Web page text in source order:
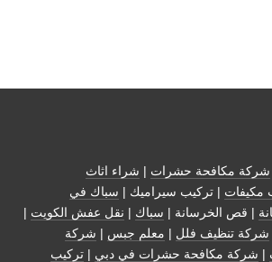
شركة مكافحة حشرات | شراء اثاث
مكيفات | تركيب سيراميك | سباك في
| قص الخرسانة | سباك | نقل عفش الكويت |
شركة تنظيف فلل | معلم جبس | شركة
| شركة مكافحة حشرات في دبي | تركيب